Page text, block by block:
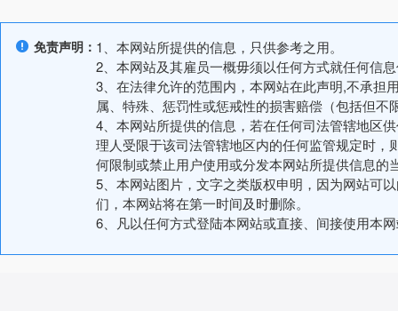
免责声明： 1、本网站所提供的信息，只供参考之用。
2、本网站及其雇员一概毋须以任何方式就任何信
3、在法律允许的范围内，本网站在此声明,不承担
属、特殊、惩罚性或惩戒性的损害赔偿（包括但
4、本网站所提供的信息，若在任何司法管辖地区
理人受限于该司法管辖地区内的任何监管规定时
何限制或禁止用户使用或分发本网站所提供信息的
5、本网站图片，文字之类版权申明，因为网站可
们，本网站将在第一时间及时删除。
6、凡以任何方式登陆本网站或直接、间接使用本